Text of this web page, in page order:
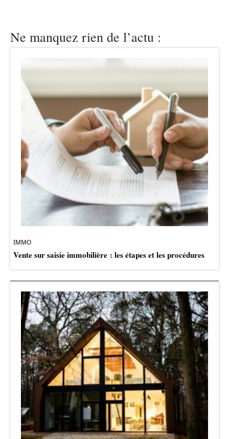
Ne manquez rien de l’actu :
IMMO
Vente sur saisie immobilière : les étapes et les procédures